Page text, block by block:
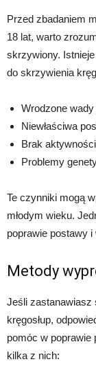
Przed zbadaniem
18 lat, warto
skrzywiony.
do skrzywienia
Wrodzone
Niewłaściwa
Brak
Problemy
Te czynniki mogą
młodym wieku.
poprawie postawy i
Metody
Jeśli zastanawiasz
kręgosłup,
pomóc w poprawie
kilka z nich: